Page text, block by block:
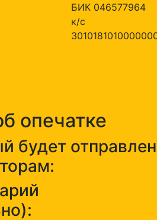
БИК 046577964
к/с
опечатке
будет отправлен